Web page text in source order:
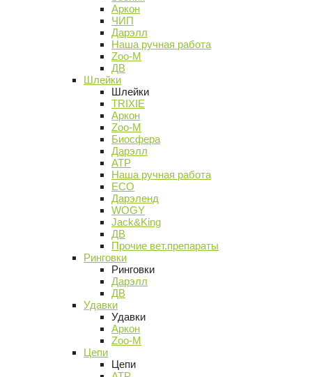
Аркон
ЧИП
Дарэлл
Наша ручная работа
Zoo-M
ДВ
Шлейки
Шлейки
TRIXIE
Аркон
Zoo-M
Биосфера
Дарэлл
АТР
Наша ручная работа
ECO
Дарэленд
WOGY
Jack&King
ДВ
Прочие вет.препараты
Ринговки
Ринговки
Дарэлл
ДВ
Удавки
Удавки
Аркон
Zoo-M
Цепи
Цепи